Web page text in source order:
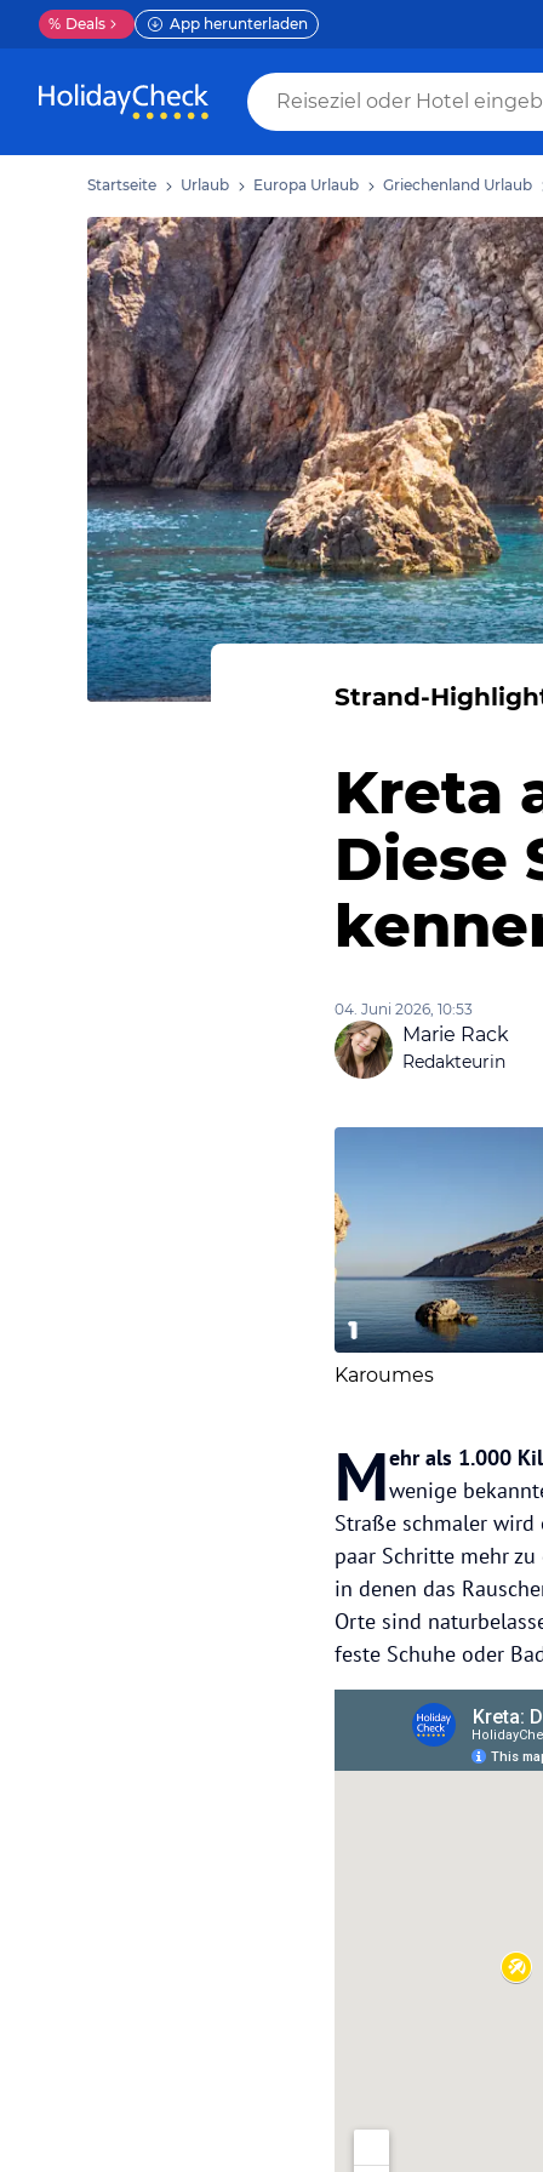
% Deals App herunterladen
Startseite Urlaub Europa Urlaub Griechenland Urlaub
Strand-
Kreta
Diese
04. Juni 2026, 10:53
Marie Rack
Redakteurin
1
Karoumes
Mehr als 1.000
wenige
Straße schmaler wird
paar Schritte mehr
in denen das
Orte sind
feste Schuhe oder